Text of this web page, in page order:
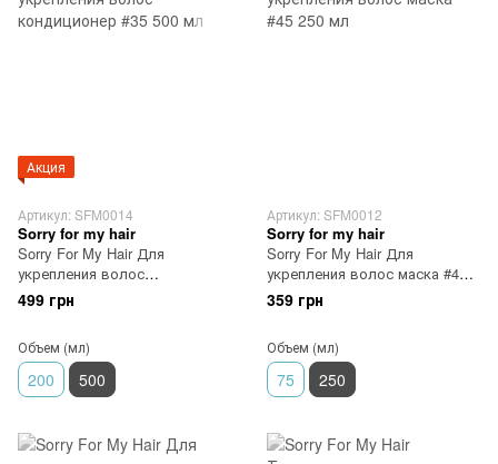
Акция
Артикул: SFM0014
Sorry for my hair
Sorry For My Hair Для
укрепления волос
кондиционер #35 500 мл
499 грн
Объем (мл)
200 500
Артикул: SFM0012
Sorry for my hair
Sorry For My Hair Для
укрепления волос маска #45
250 мл
359 грн
Объем (мл)
75 250